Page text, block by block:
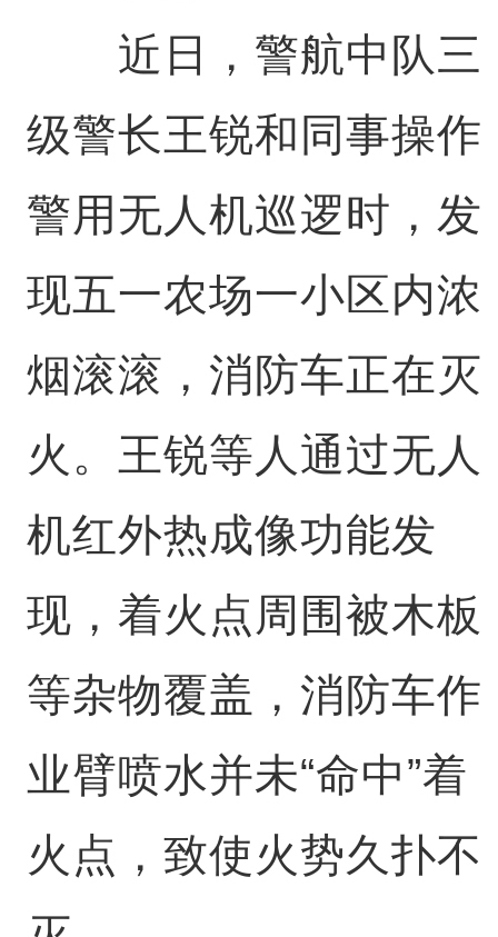
近日，警航中队三
级警长王锐和同事操作
警用无人机巡逻时，发
现五一农场一小区内浓
烟滚滚，消防车正在灭
火。王锐等人通过无人
机红外热成像功能发
现，着火点周围被木板
等杂物覆盖，消防车作
业臂喷水并未“命中”着
火点，致使火势久扑不